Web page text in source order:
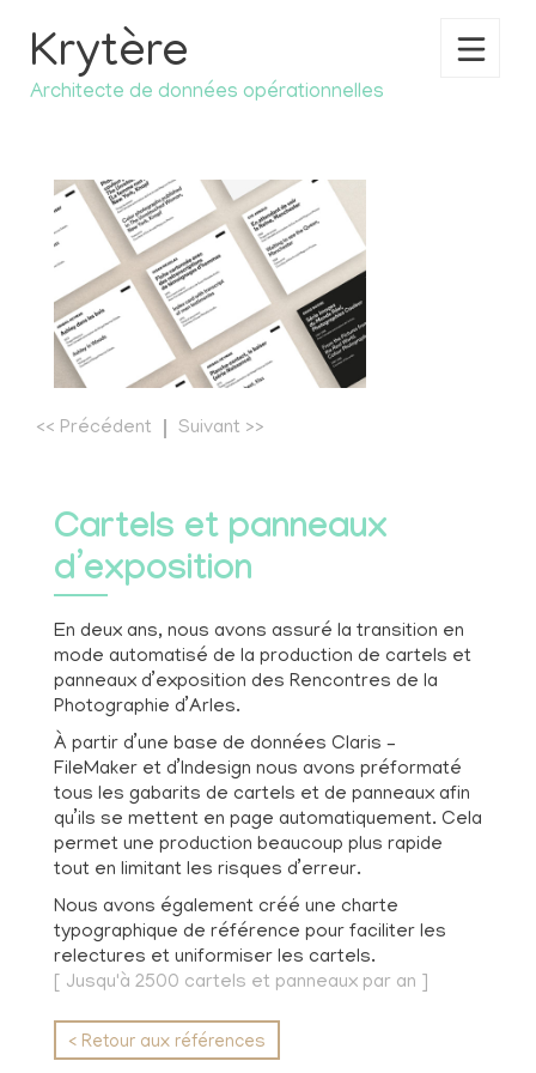
Krytère
Architecte de données opérationnelles
<< Précédent Suivant >>
Cartels et panneaux
d’exposition
En deux ans, nous avons assuré la transition en
mode automatisé de la production de cartels et
panneaux d’exposition des Rencontres de la
Photographie d’Arles.
À partir d’une base de données Claris –
FileMaker et d’Indesign nous avons préformaté
tous les gabarits de cartels et de panneaux afin
qu’ils se mettent en page automatiquement. Cela
permet une production beaucoup plus rapide
tout en limitant les risques d’erreur.
Nous avons également créé une charte
typographique de référence pour faciliter les
relectures et uniformiser les cartels.
[ Jusqu'à 2500 cartels et panneaux par an ]
< Retour aux références